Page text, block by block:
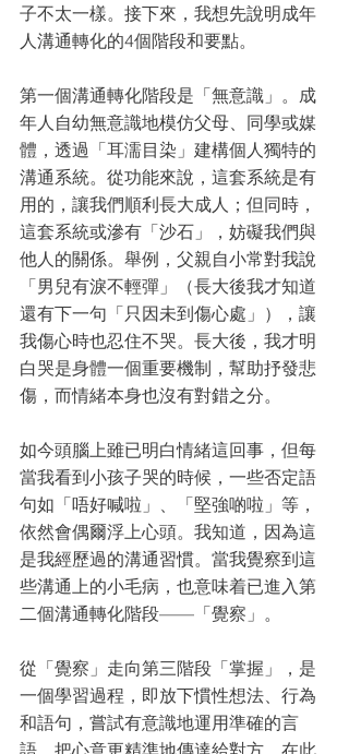
子不太一樣。接下來，我想先說明成年
人溝通轉化的4個階段和要點。
第一個溝通轉化階段是「無意識」。成
年人自幼無意識地模仿父母、同學或媒
體，透過「耳濡目染」建構個人獨特的
溝通系統。從功能來說，這套系統是有
用的，讓我們順利長大成人；但同時，
這套系統或滲有「沙石」，妨礙我們與
他人的關係。舉例，父親自小常對我說
「男兒有淚不輕彈」（長大後我才知道
還有下一句「只因未到傷心處」），讓
我傷心時也忍住不哭。長大後，我才明
白哭是身體一個重要機制，幫助抒發悲
傷，而情緒本身也沒有對錯之分。
如今頭腦上雖已明白情緒這回事，但每
當我看到小孩子哭的時候，一些否定語
句如「唔好喊啦」、「堅強啲啦」等，
依然會偶爾浮上心頭。我知道，因為這
是我經歷過的溝通習慣。當我覺察到這
些溝通上的小毛病，也意味着已進入第
二個溝通轉化階段——「覺察」。
從「覺察」走向第三階段「掌握」，是
一個學習過程，即放下慣性想法、行為
和語句，嘗試有意識地運用準確的言
語，把心意更精準地傳達給對方。在此